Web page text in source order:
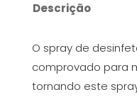
Descrição
O spray de
comprovado para
tornando este